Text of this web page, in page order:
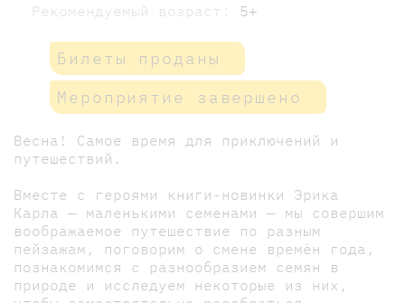
Рекомендуемый возраст: 5+
Билеты проданы
Мероприятие завершено
Весна! Самое время для приключений и
путешествий.
Вместе с героями книги-новинки Эрика
Карла — маленькими семенами — мы совершим
воображаемое путешествие по разным
пейзажам, поговорим о смене времён года,
познакомимся с разнообразием семян в
природе и исследуем некоторые из них,